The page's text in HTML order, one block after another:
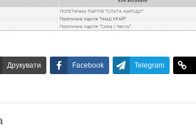
Друкувати Facebook Telegram